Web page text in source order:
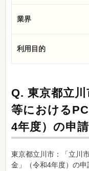
業界
利用目的
Q. 東京都立
等における
4年度）の申
東京都立川市：「立川
金」（令和4年度）の